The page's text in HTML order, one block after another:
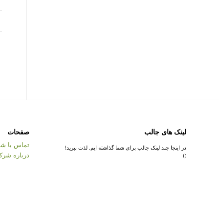
لینک های جالب
در اینجا چند لینک جالب برای شما گذاشته ایم. لذت ببرید!
:)
صفحات
تماس با
درباره